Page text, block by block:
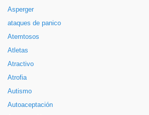
Asperger
ataques de panico
Atemtosos
Atletas
Atractivo
Atrofia
Autismo
Autoaceptación